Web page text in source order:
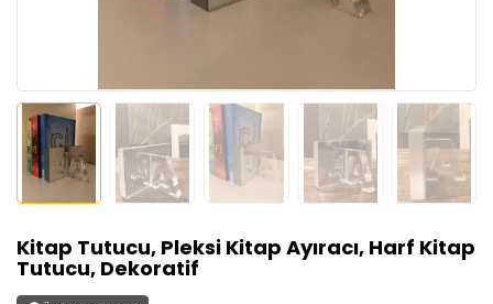
Kitap Tutucu, Pleksi Kitap Ayıracı, Harf Kitap
Tutucu, Dekoratif